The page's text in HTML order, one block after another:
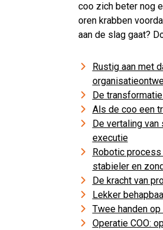
coo zich beter nog
oren krabben
aan de slag gaat?
Rustig aan met
De
Als de coo een
De vertaling van
executie
Robotic process
stabieler en
De kracht van
Lekker
Twee handen
Operatie COO: